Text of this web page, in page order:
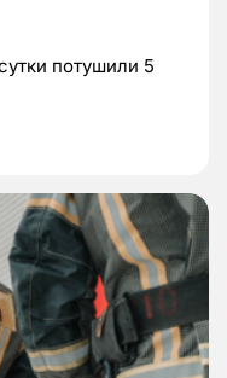
потушили 5